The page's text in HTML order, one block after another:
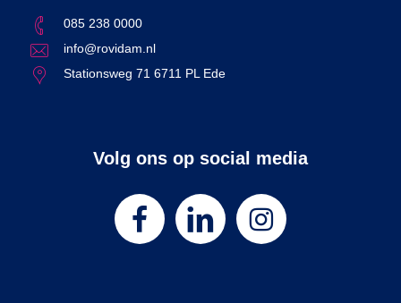
085 238 0000
info@rovidam.nl
Stationsweg 71 6711 PL Ede
Volg ons op social media